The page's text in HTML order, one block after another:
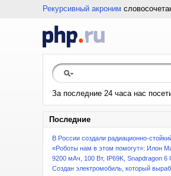
Рекурсивный акроним
За последние 24 часа нас
Последние
В России создали радиационно-
«Роботы нам в этом помогут»: Илон
9200 мАч, 100 Вт, IP69K, Snapdragon 6
Создан электромобиль, который